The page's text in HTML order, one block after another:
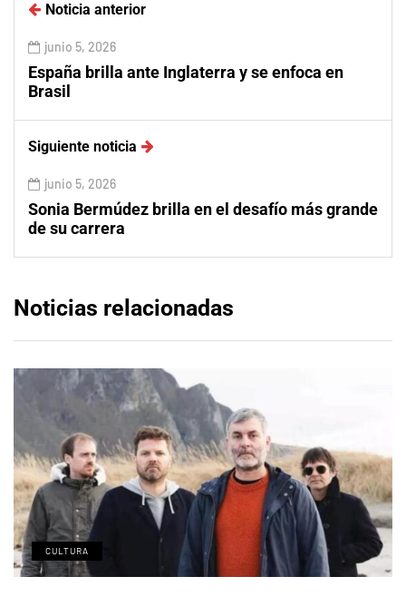
Noticia anterior
junio 5, 2026
España brilla ante Inglaterra y se enfoca en
Brasil
Siguiente noticia
junio 5, 2026
Sonia Bermúdez brilla en el desafío más grande
de su carrera
Noticias relacionadas
CULTURA